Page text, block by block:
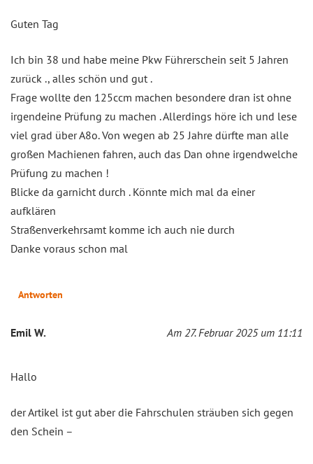
Guten Tag
Ich bin 38 und habe meine Pkw Führerschein seit 5 Jahren
zurück ., alles schön und gut .
Frage wollte den 125ccm machen besondere dran ist ohne
irgendeine Prüfung zu machen . Allerdings höre ich und lese
viel grad über A8o. Von wegen ab 25 Jahre dürfte man alle
großen Machienen fahren, auch das Dan ohne irgendwelche
Prüfung zu machen !
Blicke da garnicht durch . Könnte mich mal da einer
aufklären
Straßenverkehrsamt komme ich auch nie durch
Danke voraus schon mal
Antworten
Emil W. Am 27. Februar 2025 um 11:11
Hallo
der Artikel ist gut aber die Fahrschulen sträuben sich gegen
den Schein –